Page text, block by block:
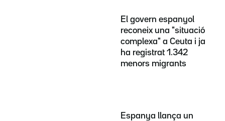
El govern espanyol
reconeix una "situació
complexa" a Ceuta i ja
ha registrat 1.342
menors migrants
Espanya llança un